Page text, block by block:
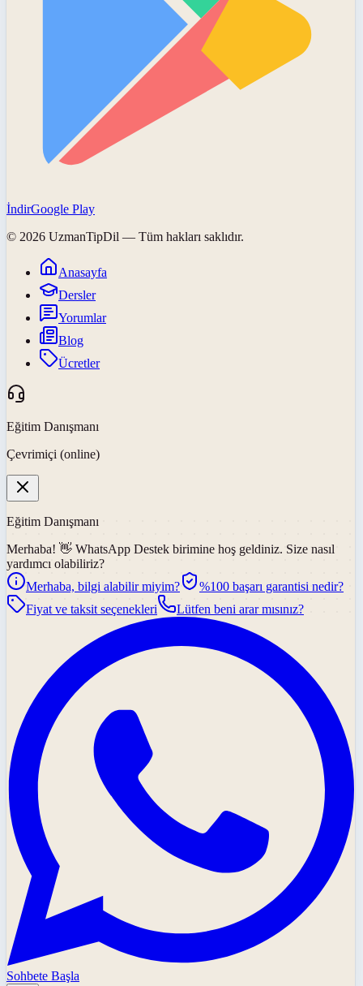
İndirGoogle Play
© 2026 UzmanTipDil — Tüm hakları saklıdır.
Anasayfa
Dersler
Yorumlar
Blog
Ücretler
Eğitim Danışmanı
Çevrimiçi (online)
Eğitim Danışmanı
Merhaba! 👋 WhatsApp Destek birimine hoş geldiniz. Size nasıl
yardımcı olabiliriz?
Merhaba, bilgi alabilir miyim?
%100 başarı garantisi nedir?
Fiyat ve taksit seçenekleri
Lütfen beni arar mısınız?
Sohbete Başla